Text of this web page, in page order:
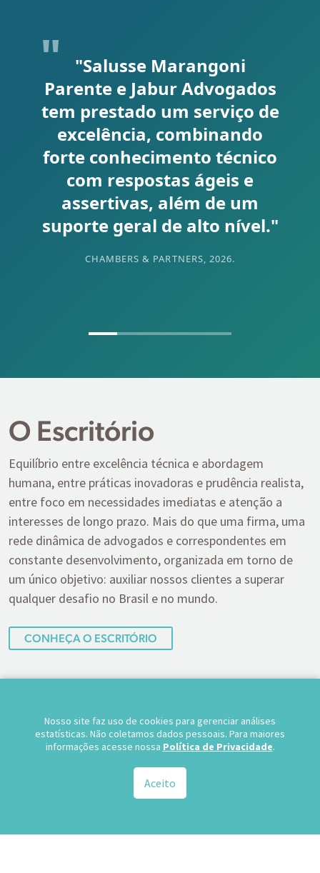
"
"Salusse Marangoni
Parente e Jabur Advogados
tem prestado um serviço de
excelência, combinando
forte conhecimento técnico
com respostas ágeis e
assertivas, além de um
suporte geral de alto nível."
CHAMBERS & PARTNERS, 2026.
O Escritório
Equilíbrio entre excelência técnica e abordagem
humana, entre práticas inovadoras e prudência realista,
entre foco em necessidades imediatas e atenção a
interesses de longo prazo. Mais do que uma firma, uma
rede dinâmica de advogados e correspondentes em
constante desenvolvimento, organizada em torno de
um único objetivo: auxiliar nossos clientes a superar
qualquer desafio no Brasil e no mundo.
CONHEÇA O ESCRITÓRIO
Atuação
Assessoramos empresas brasileiras e internacionais, em
Nosso site faz uso de cookies para gerenciar análises
estatísticas. Não coletamos dados pessoais. Para maiores
informações acesse nossa Política de Privacidade.
Aceito